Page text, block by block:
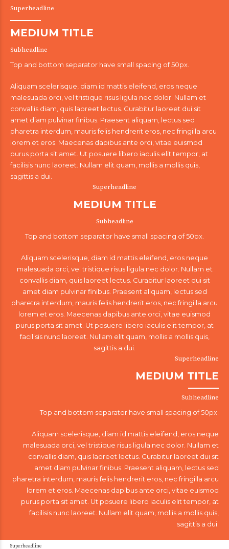
Superheadline
MEDIUM TITLE
Subheadline
Top and bottom separator have small spacing of 50px.
Aliquam scelerisque, diam id mattis eleifend, eros neque
malesuada orci, vel tristique risus ligula nec dolor. Nullam et
convallis diam, quis laoreet lectus. Curabitur laoreet dui sit
amet diam pulvinar finibus. Praesent aliquam, lectus sed
pharetra interdum, mauris felis hendrerit eros, nec fringilla arcu
lorem et eros. Maecenas dapibus ante orci, vitae euismod
purus porta sit amet. Ut posuere libero iaculis elit tempor, at
facilisis nunc laoreet. Nullam elit quam, mollis a mollis quis,
sagittis a dui.
Superheadline
MEDIUM TITLE
Subheadline
Top and bottom separator have small spacing of 50px.
Aliquam scelerisque, diam id mattis eleifend, eros neque
malesuada orci, vel tristique risus ligula nec dolor. Nullam et
convallis diam, quis laoreet lectus. Curabitur laoreet dui sit
amet diam pulvinar finibus. Praesent aliquam, lectus sed
pharetra interdum, mauris felis hendrerit eros, nec fringilla arcu
lorem et eros. Maecenas dapibus ante orci, vitae euismod
purus porta sit amet. Ut posuere libero iaculis elit tempor, at
facilisis nunc laoreet. Nullam elit quam, mollis a mollis quis,
sagittis a dui.
Superheadline
MEDIUM TITLE
Subheadline
Top and bottom separator have small spacing of 50px.
Aliquam scelerisque, diam id mattis eleifend, eros neque
malesuada orci, vel tristique risus ligula nec dolor. Nullam et
convallis diam, quis laoreet lectus. Curabitur laoreet dui sit
amet diam pulvinar finibus. Praesent aliquam, lectus sed
pharetra interdum, mauris felis hendrerit eros, nec fringilla arcu
lorem et eros. Maecenas dapibus ante orci, vitae euismod
purus porta sit amet. Ut posuere libero iaculis elit tempor, at
facilisis nunc laoreet. Nullam elit quam, mollis a mollis quis,
sagittis a dui.
Superheadline